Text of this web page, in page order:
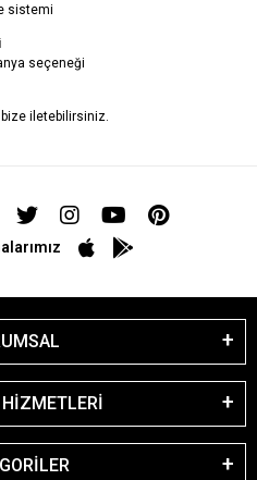
sistemi
seçeneği
iletebilirsiniz.